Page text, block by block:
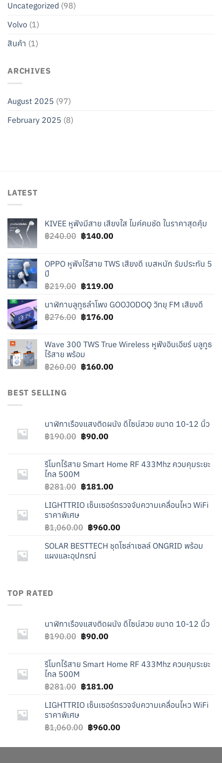
Uncategorized (98)
Volvo (1)
สินค้า (1)
ARCHIVES
August 2025 (97)
February 2025 (8)
LATEST
KIVEE หูฟังมีสาย เสียงใส ไมค์คมชัด ในราคาสุดคุ้ม
฿240.00 Original
฿240.00.
฿140.00Current
฿140.00.
OPPO หูฟังไร้สาย TWS เสียงดี เบสหนัก รับประกัน 5
ปี
฿219.00 Original
was:
฿219.00.
฿119.00Current
is:
฿119.00.
นาฬิกาบลูทูธลำโพง GOOJODOQ วิทยุ FM เสียงดี
฿276.00 Original
฿276.00.
฿176.00Current
฿176.00.
Wave 300 TWS True Wireless หูฟังอินเอียร์ บลูทูธ
ไร้สาย พร้อม
฿260.00 Original
฿160.00Current
BEST SELLING
นาฬิกาเรืองแสงติดผนัง ดีไซน์สวย ขนาด 10-12 นิ้ว
฿190.00 Original
฿190.00.
฿90.00Current
฿90.00.
รีโมทไร้สาย Smart Home RF 433Mhz ควบคุมระยะ
ไกล 500M
฿281.00 Original
was:
฿181.00Current
is:
LIGHTTRIO เซ็นเซอร์ตรวจจับความเคลื่อนไหว WiFi
ราคาพิเศษ
฿1,060.00 Original
was:
฿1,060.00.
฿960.00Current
is:
SOLAR BESTTECH ชุดโซล่าเซลล์ ONGRID พร้อม
แผงและอุปกรณ์
TOP RATED
นาฬิกาเรืองแสงติดผนัง ดีไซน์สวย ขนาด 10-12 นิ้ว
฿190.00 Original
฿190.00.
฿90.00Current
฿90.00.
รีโมทไร้สาย Smart Home RF 433Mhz ควบคุมระยะ
ไกล 500M
฿281.00 Original
was:
฿181.00Current
is:
LIGHTTRIO เซ็นเซอร์ตรวจจับความเคลื่อนไหว WiFi
ราคาพิเศษ
฿1,060.00 Original
was:
฿960.00Current
is: